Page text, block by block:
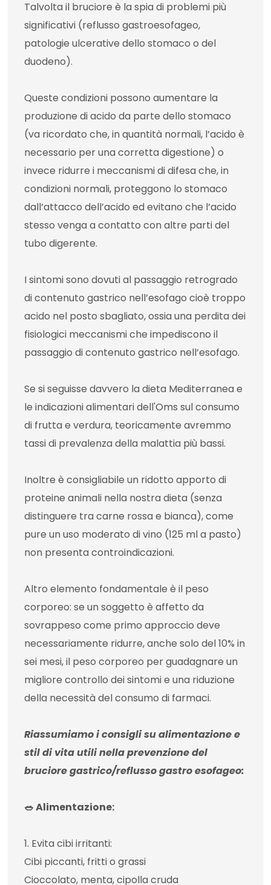
Talvolta il bruciore è la spia di problemi più
significativi (reflusso gastroesofageo,
patologie ulcerative dello stomaco o del
duodeno).
Queste condizioni possono aumentare la
produzione di acido da parte dello stomaco
(va ricordato che, in quantità normali, l’acido è
necessario per una corretta digestione) o
invece ridurre i meccanismi di difesa che, in
condizioni normali, proteggono lo stomaco
dall’attacco dell’acido ed evitano che l’acido
stesso venga a contatto con altre parti del
tubo digerente.
I sintomi sono dovuti al passaggio retrogrado
di contenuto gastrico nell’esofago cioè troppo
acido nel posto sbagliato, ossia una perdita dei
fisiologici meccanismi che impediscono il
passaggio di contenuto gastrico nell’esofago.
Se si seguisse davvero la dieta Mediterranea e
le indicazioni alimentari dell'Oms sul consumo
di frutta e verdura, teoricamente avremmo
tassi di prevalenza della malattia più bassi.
Inoltre è consigliabile un ridotto apporto di
proteine animali nella nostra dieta (senza
distinguere tra carne rossa e bianca), come
pure un uso moderato di vino (125 ml a pasto)
non presenta controindicazioni.
Altro elemento fondamentale è il peso
corporeo: se un soggetto è affetto da
sovrappeso come primo approccio deve
necessariamente ridurre, anche solo del 10% in
sei mesi, il peso corporeo per guadagnare un
migliore controllo dei sintomi e una riduzione
della necessità del consumo di farmaci.
Riassumiamo i consigli su alimentazione e
stil di vita utili nella prevenzione del
bruciore gastrico/reflusso gastro esofageo:
🥗 Alimentazione:
1. Evita cibi irritanti:
Cibi piccanti, fritti o grassi
Cioccolato, menta, cipolla cruda